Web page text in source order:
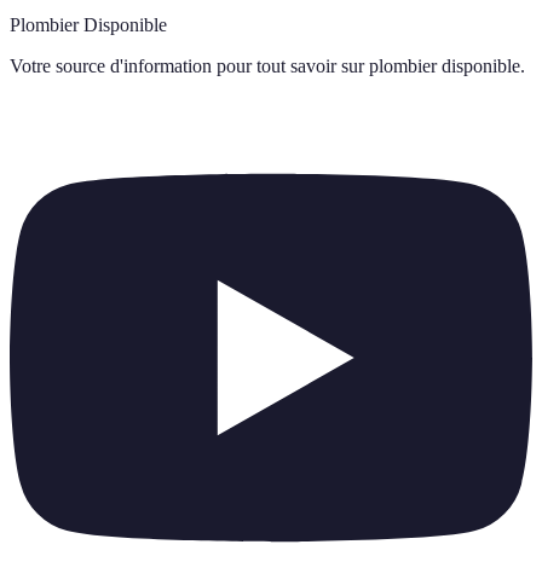
Plombier Disponible
Votre source d'information pour tout savoir sur plombier disponible.